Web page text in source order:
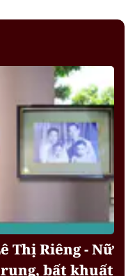
Thị Riêng - Nữ
bất khuất